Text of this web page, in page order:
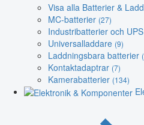
Visa alla Batterier &
MC-batterier (27)
Industribatterier och UPS
Universalladdare (9)
Laddningsbara batterier
Kontaktadaptrar (7)
Kamerabatterier (134)